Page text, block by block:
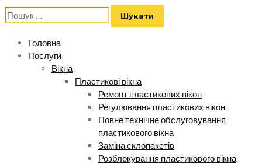
Пошук:
Головна
Послуги
Вікна
Пластикові вікна
Ремонт пластикових вікон
Регулювання пластикових вікон
Повне технічне обслуговування
пластикового вікна
Заміна склопакетів
Розблокування пластикового вікна